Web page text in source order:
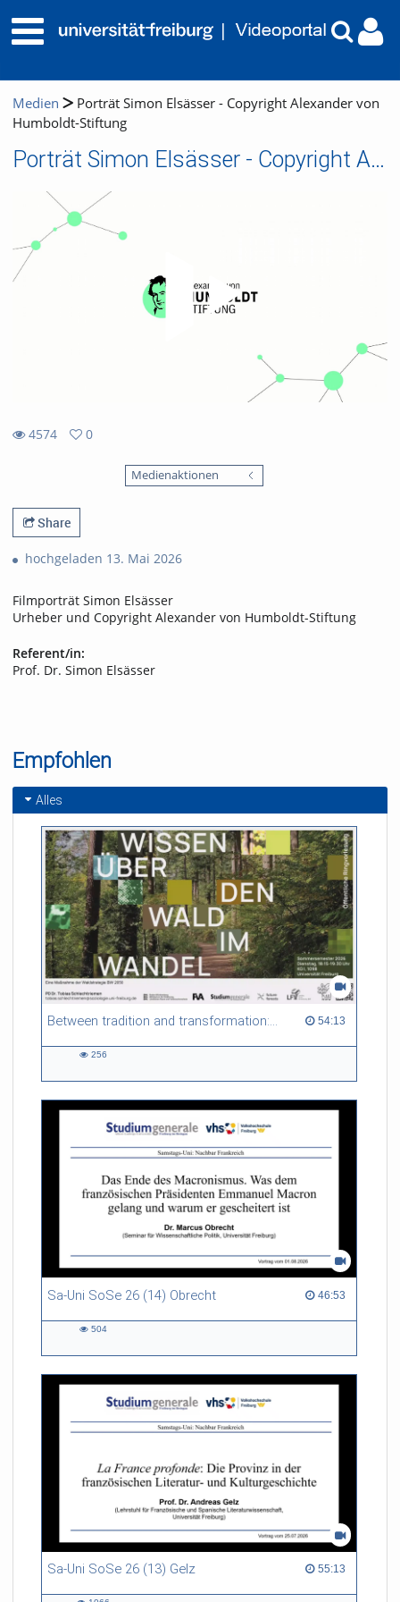
Medien
Porträt Simon Elsässer - Copyright Alexander von
Humboldt-Stiftung
Porträt Simon Elsässer - Copyright Alexander von Humboldt-Stiftung
4574
0
Medienaktionen
Share
hochgeladen 13. Mai 2026
Filmporträt Simon Elsässer
Urheber und Copyright Alexander von Humboldt-Stiftung
Referent/in:
Prof. Dr. Simon Elsässer
Empfohlen
Alles
Between tradition and transformation: how owners, advisers and institutions co-create knowledge for resilient forests in Europe 54:13
54:13 duration
256
Sa-Uni SoSe 26 (14) Obrecht 46:53
46:53 duration
504
Sa-Uni SoSe 26 (13) Gelz 55:13
55:13 duration